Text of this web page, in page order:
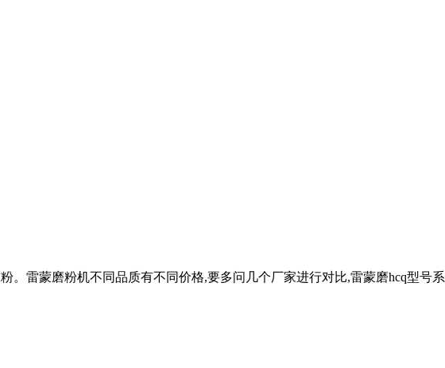
。雷蒙磨粉机不同品质有不同价格,要多问几个厂家进行对比,雷蒙磨hcq型号